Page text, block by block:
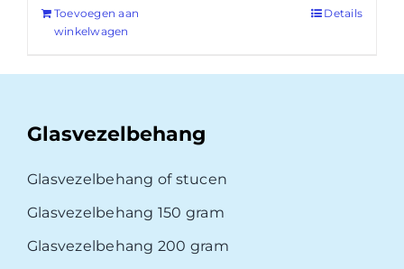
Toevoegen aan
winkelwagen
Details
Glasvezelbehang
Glasvezelbehang of stucen
Glasvezelbehang 150 gram
Glasvezelbehang 200 gram